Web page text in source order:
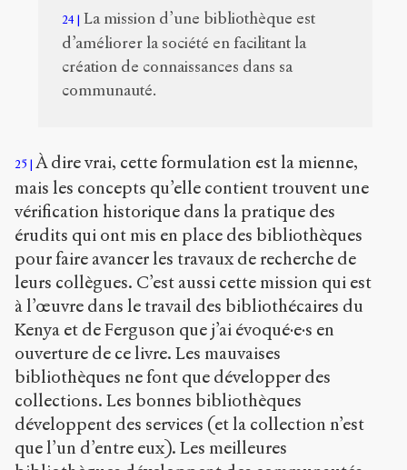
24
La mission d’une bibliothèque est
d’améliorer la société en facilitant la
création de connaissances dans sa
communauté.
25 À dire vrai, cette formulation est la mienne,
mais les concepts qu’elle contient trouvent une
vérification historique dans la pratique des
érudits qui ont mis en place des bibliothèques
pour faire avancer les travaux de recherche de
leurs collègues. C’est aussi cette mission qui est
à l’œuvre dans le travail des bibliothécaires du
Kenya et de Ferguson que j’ai évoqué·e·s en
ouverture de ce livre. Les mauvaises
bibliothèques ne font que développer des
collections. Les bonnes bibliothèques
développent des services (et la collection n’est
que l’un d’entre eux). Les meilleures